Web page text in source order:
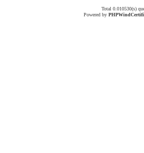
Total 0.010530(s)
Powered byPHPWind